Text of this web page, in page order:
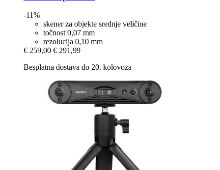
-11%
skener za objekte srednje veličine
točnost 0,07 mm
rezolucija 0,10 mm
€ 259,00 € 291,99
Besplatna dostava do 20. kolovoza